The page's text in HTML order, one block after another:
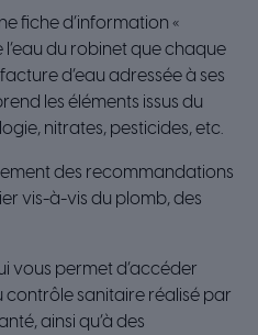
fiche d’information «
l’eau du robinet que chaque
d’eau adressée à ses
les éléments issus du
nitrates, pesticides, etc.
des recommandations
vis-à-vis du plomb, des
vous permet d’accéder
sanitaire réalisé par
ainsi qu’à des